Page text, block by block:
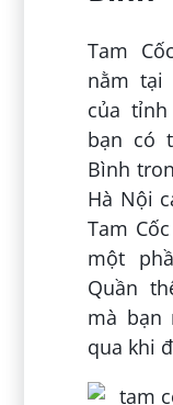
Tam
nằm tại
của
bạn có
Bình
Hà Nội
Tam
một
Quần
mà bạn
qua khi